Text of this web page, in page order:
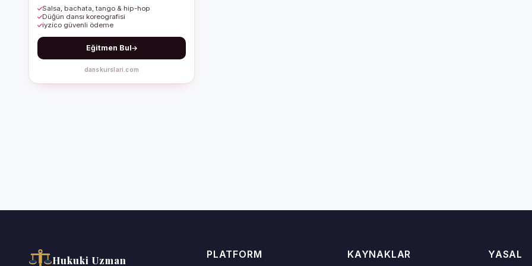
Salsa, bachata, tango & hip-hop
Düğün dansı koreografisi
iyzico güvenli ödeme
Eğitmen Bul
danskurslari.com
Hukuki Uzman PLATFORM KAYNAKLAR YASAL